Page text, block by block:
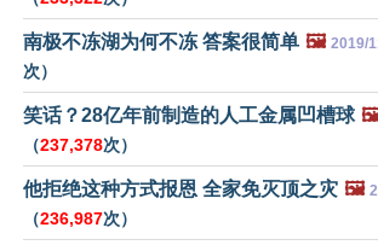
南极不冻湖为何不冻 答案很简单 🖼️ 2019/
次）
笑话？28亿年前制造的人工金属凹槽球
（237,378次）
他拒绝这种方式报恩 全家免灭顶之灾 🖼️
（236,987次）